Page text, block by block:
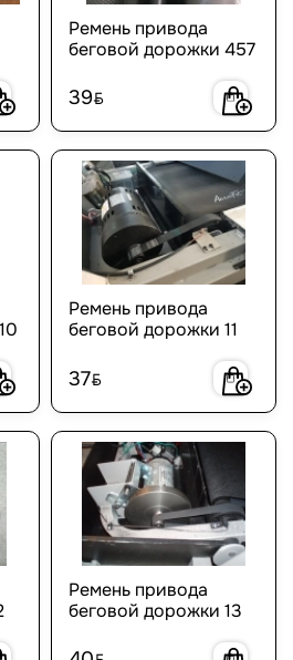
Ремень привода
беговой дорожки 457
39BYN
Ремень привода
беговой дорожки 11
37BYN
Ремень привода
беговой дорожки 13